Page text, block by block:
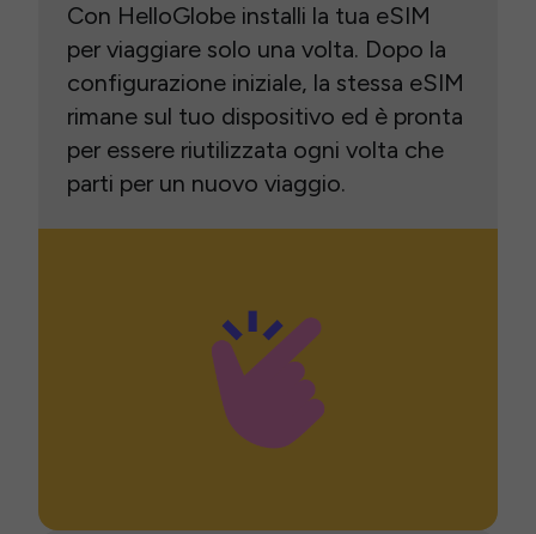
Con HelloGlobe installi la tua eSIM
per viaggiare solo una volta. Dopo la
configurazione iniziale, la stessa eSIM
rimane sul tuo dispositivo ed è pronta
per essere riutilizzata ogni volta che
parti per un nuovo viaggio.